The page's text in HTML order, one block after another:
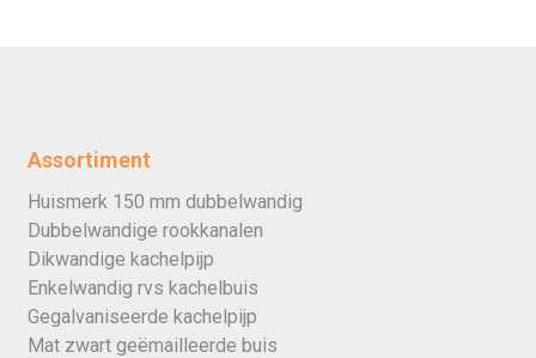
Assortiment
Huismerk 150 mm dubbelwandig
Dubbelwandige rookkanalen
Dikwandige kachelpijp
Enkelwandig rvs kachelbuis
Gegalvaniseerde kachelpijp
Mat zwart geëmailleerde buis